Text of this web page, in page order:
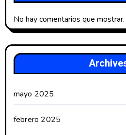
No hay comentarios que mostrar.
mayo 2025
febrero 2025